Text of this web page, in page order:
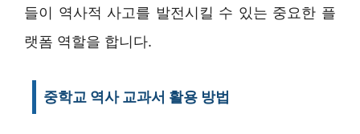
들이 역사적 사고를 발전시킬 수 있는 중요한 플
랫폼 역할을 합니다.
중학교 역사 교과서 활용 방법